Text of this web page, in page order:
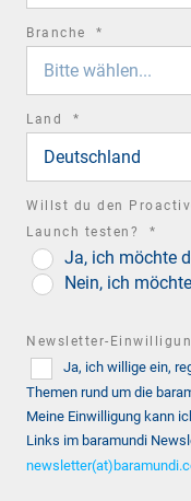
Branche *
Bitte wählen...
Land *
Deutschland
Willst du den
Launch testen?
*
field
Ja, ich möchte
Nein, ich
Newsletter-
Ja, ich willige ein,
Themen rund um die
Meine Einwilligung kann
Links im baramundi